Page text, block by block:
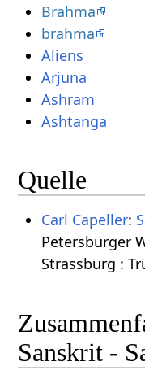
Brahma
brahma
Aliens
Arjuna
Ashram
Ashtanga
Quelle
Carl Capeller:
Petersburger
Strassburg :
Sanskrit -